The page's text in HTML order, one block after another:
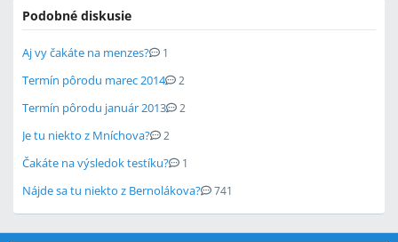
Podobné diskusie
Aj vy čakáte na menzes? 1
Termín pôrodu marec 2014 2
Termín pôrodu január 2013 2
Je tu niekto z Mníchova? 2
Čakáte na výsledok testíku? 1
Nájde sa tu niekto z Bernolákova? 741